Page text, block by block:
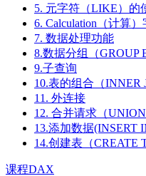
5. 元字符（LIKE）的
6. Calculation（计算）
7. 数据处理功能
8.数据分组（GROUP
9.子查询
10.表的组合（INNER
11. 外连接
12. 合并请求（UNION
13.添加数据(INSERT
14.创建表（CREATE
课程DAX